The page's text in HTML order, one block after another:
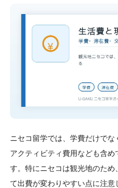
ニセコ留学では、学費だけでな
アクティビティ費用なども含
す。特にニセコは観光地のた
て出費が変わりやすい点に注意